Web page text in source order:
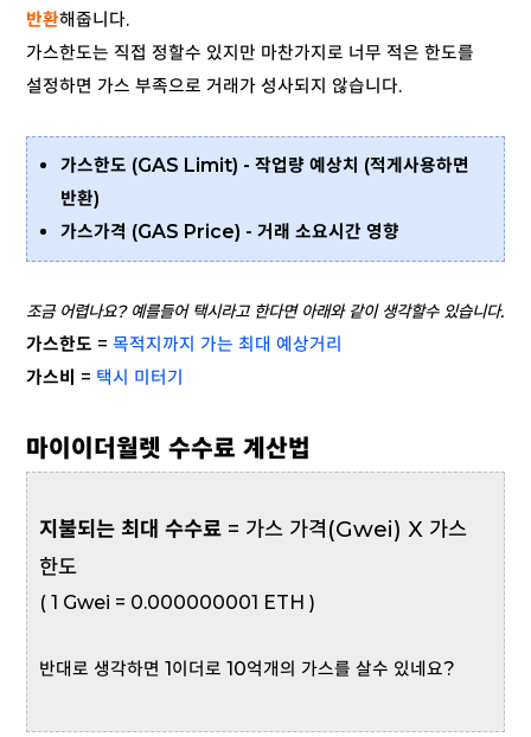
반환해줍니다.
가스한도는 직접 정할수 있지만 마찬가지로 너무 적은 한도를
설정하면 가스 부족으로 거래가 성사되지 않습니다.
가스한도 (GAS Limit) - 작업량 예상치 (적게사용하면
반환)
가스가격 (GAS Price) - 거래 소요시간 영향
조금 어렵나요? 예를들어 택시라고 한다면 아래와 같이 생각할수 있습니다.
가스한도 = 목적지까지 가는 최대 예상거리
가스비 = 택시 미터기
마이이더월렛 수수료 계산법
지불되는 최대 수수료 = 가스 가격(Gwei) X 가스
한도
( 1 Gwei = 0.000000001 ETH )
반대로 생각하면 1이더로 10억개의 가스를 살수 있네요?